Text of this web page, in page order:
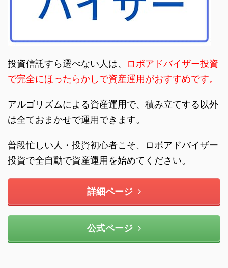
投資信託すら選べない人は、
ロボアドバイザー投資
で完全にほったらかしで資産運用がおすすめです。
アルゴリズムによる資産運用で、積み立てする以外
は全ておまかせで運用できます。
普段忙しい人・投資初心者こそ、ロボアドバイザー
投資で全自動で資産運用を始めてください。
詳細ページ
公式ページ